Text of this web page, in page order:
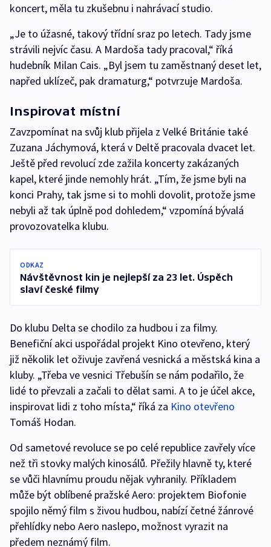
koncert, měla tu zkušebnu i nahrávací studio.
„Je to úžasné, takový třídní sraz po letech. Tady jsme
strávili nejvíc času. A Mardoša tady pracoval,“ říká
hudebník Milan Cais. „Byl jsem tu zaměstnaný deset let,
napřed uklízeč, pak dramaturg,“ potvrzuje Mardoša.
Inspirovat místní
Zavzpomínat na svůj klub přijela z Velké Británie také
Zuzana Jáchymová, která v Deltě pracovala dvacet let.
Ještě před revolucí zde zažila koncerty zakázaných
kapel, které jinde nemohly hrát. „Tím, že jsme byli na
konci Prahy, tak jsme si to mohli dovolit, protože jsme
nebyli až tak úplně pod dohledem,“ vzpomíná bývalá
provozovatelka klubu.
ODKAZ
Návštěvnost kin je nejlepší za 23 let. Úspěch
slaví české filmy
Do klubu Delta se chodilo za hudbou i za filmy.
Benefiční akci uspořádal projekt Kino otevřeno, který
již několik let oživuje zavřená vesnická a městská kina a
kluby. „Třeba ve vesnici Třebušín se nám podařilo, že
lidé to převzali a začali to dělat sami. A to je účel akce,
inspirovat lidi z toho místa,“ říká za Kino otevřeno
Tomáš Hodan.
Od sametové revoluce se po celé republice zavřely více
než tři stovky malých kinosálů. Přežily hlavně ty, které
se vůči hlavnímu proudu nějak vyhranily. Příkladem
může být oblíbené pražské Aero: projektem Biofonie
spojilo němý film s živou hudbou, nabízí četné žánrové
přehlídky nebo Aero naslepo, možnost vyrazit na
předem neznámý film.